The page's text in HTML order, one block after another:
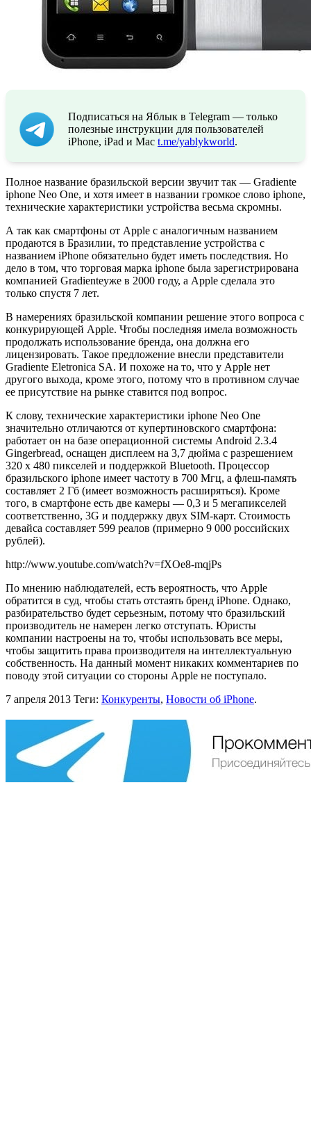
Подписаться на Яблык в Telegram — только
полезные инструкции для пользователей
iPhone, iPad и Mac t.me/yablykworld.
Полное название бразильской версии звучит так — Gradiente
iphone Neo One, и хотя имеет в названии громкое слово iphone,
технические характеристики устройства весьма скромны.
А так как смартфоны от Apple с аналогичным названием
продаются в Бразилии, то представление устройства с
названием iPhone обязательно будет иметь последствия. Но
дело в том, что торговая марка iphone была зарегистрирована
компанией Gradienteуже в 2000 году, а Apple сделала это
только спустя 7 лет.
В намерениях бразильской компании решение этого вопроса с
конкурирующей Apple. Чтобы последняя имела возможность
продолжать использование бренда, она должна его
лицензировать. Такое предложение внесли представители
Gradiente Eletronica SA. И похоже на то, что у Apple нет
другого выхода, кроме этого, потому что в противном случае
ее присутствие на рынке ставится под вопрос.
К слову, технические характеристики iphone Neo One
значительно отличаются от купертиновского смартфона:
работает он на базе операционной системы Android 2.3.4
Gingerbread, оснащен дисплеем на 3,7 дюйма с разрешением
320 х 480 пикселей и поддержкой Bluetooth. Процессор
бразильского iphone имеет частоту в 700 Мгц, а флеш-память
составляет 2 Гб (имеет возможность расширяться). Кроме
того, в смартфоне есть две камеры — 0,3 и 5 мегапикселей
соответственно, 3G и поддержку двух SIM-карт. Стоимость
девайса составляет 599 реалов (примерно 9 000 российских
рублей).
http://www.youtube.com/watch?v=fXOe8-mqjPs
По мнению наблюдателей, есть вероятность, что Apple
обратится в суд, чтобы стать отстаять бренд iPhone. Однако,
разбирательство будет серьезным, потому что бразильский
производитель не намерен легко отступать. Юристы
компании настроены на то, чтобы использовать все меры,
чтобы защитить права производителя на интеллектуальную
собственность. На данный момент никаких комментариев по
поводу этой ситуации со стороны Apple не поступало.
7 апреля 2013 Теги: Конкуренты, Новости об iPhone.